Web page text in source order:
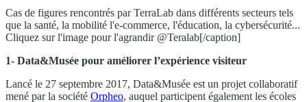
Cas de figures rencontrés par TerraLab dans différents secteurs tels
que la santé, la mobilité l'e-commerce, l'éducation, la cybersécurité...
Cliquez sur l'image pour l'agrandir @Teralab[/caption]
1- Data&Musée pour améliorer l’expérience visiteur
Lancé le 27 septembre 2017, Data&Musée est un projet collaboratif
mené par la société Orpheo, auquel participent également les écoles